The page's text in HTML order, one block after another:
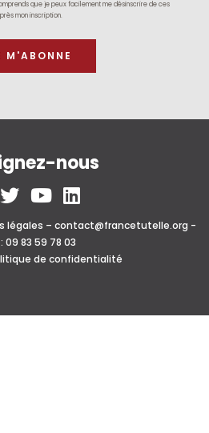
que je peux facilement me désinscrire de ces
mon inscription.
nous
légales – contact@francetutelle.org -
09 83 59 78 03
de confidentialité